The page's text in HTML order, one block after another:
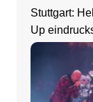
Stuttgart:
Up